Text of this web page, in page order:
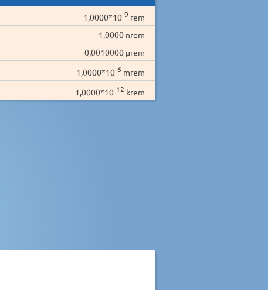
1,0000*10-9 rem
1,0000 nrem
0,0010000 µrem
1,0000*10-6 mrem
1,0000*10-12 krem